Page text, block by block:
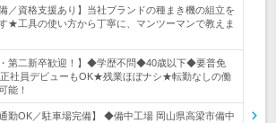
備／資格支援あり】当社ブランドの種まき機の組立を
★工具の使い方から丁寧に、マンツーマンで教えま
・第二新卒歓迎！】◆学歴不問◆40歳以下◆要普免
正社員デビューもOK★残業ほぼナシ★転勤なしの働
能！
通勤OK／駐車場完備】 ◆備中工場 岡山県高梁市備中